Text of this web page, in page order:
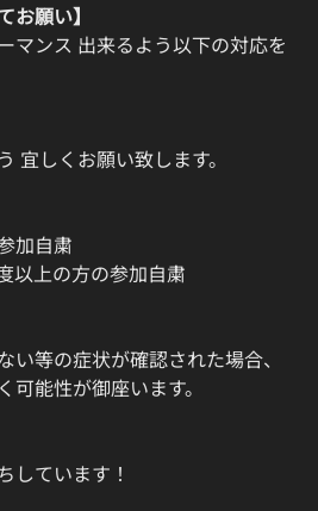
お願い】
マンス 出来るよう以下の対応を
宜しくお願い致します。
加自粛
以上の方の参加自粛
等の症状が確認された場合、
能性が御座います。
しています！